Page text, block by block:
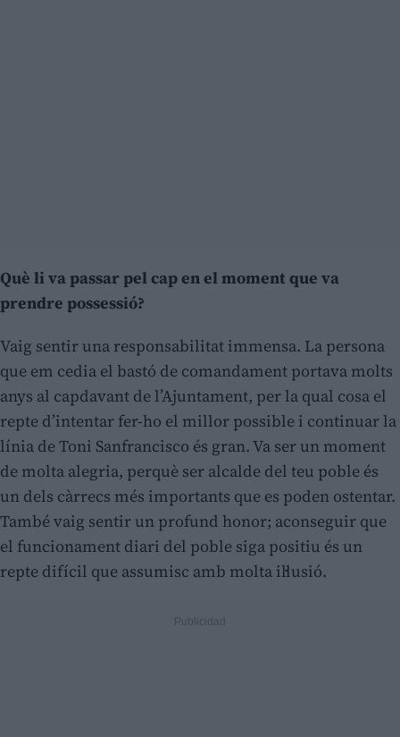
Què li va passar pel cap en el moment que va
prendre possessió?
Vaig sentir una responsabilitat immensa. La persona
que em cedia el bastó de comandament portava molts
anys al capdavant de l’Ajuntament, per la qual cosa el
repte d’intentar fer-ho el millor possible i continuar la
línia de Toni Sanfrancisco és gran. Va ser un moment
de molta alegria, perquè ser alcalde del teu poble és
un dels càrrecs més importants que es poden ostentar.
També vaig sentir un profund honor; aconseguir que
el funcionament diari del poble siga positiu és un
repte difícil que assumisc amb molta il·lusió.